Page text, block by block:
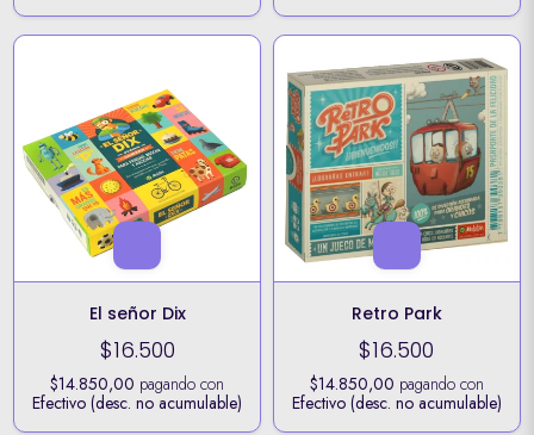
El señor Dix
$16.500
$14.850,00 pagando con
Efectivo (desc. no acumulable)
Retro Park
$16.500
$14.850,00 pagando con
Efectivo (desc. no acumulable)